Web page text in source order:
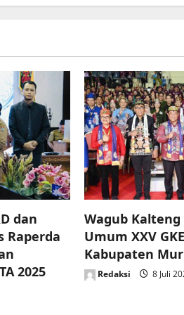
dan
Raperda
2025
Wagub Kalteng
Umum XXV
Kabupaten
Redaksi 8 Juli